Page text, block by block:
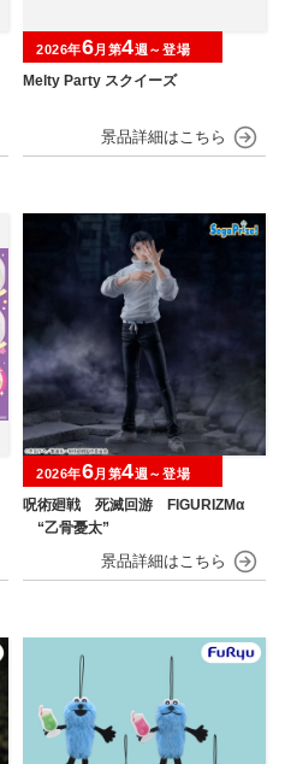
Melty Party スクイーズ
2026年6月第4週～登場
呪術廻戦 死滅回游 FIGURIZMα
“乙骨憂太”
2026年6月第4週～登場